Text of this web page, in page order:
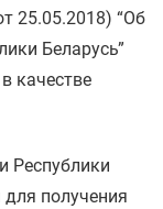
25.05.2018) “Об
Беларусь”
качестве
Республики
получения